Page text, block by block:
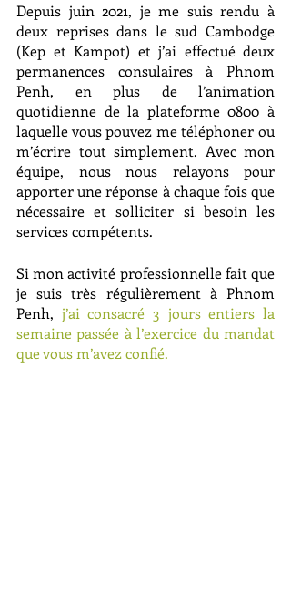
Depuis juin 2021, je me suis rendu à
deux reprises dans le sud Cambodge
(Kep et Kampot) et j’ai effectué deux
permanences consulaires à Phnom
Penh, en plus de l’animation
quotidienne de la plateforme 0800 à
laquelle vous pouvez me téléphoner ou
m’écrire tout simplement. Avec mon
équipe, nous nous relayons pour
apporter une réponse à chaque fois que
nécessaire et solliciter si besoin les
services compétents.
Si mon activité professionnelle fait que
je suis très régulièrement à Phnom
Penh, j’ai consacré 3 jours entiers la
semaine passée à l’exercice du mandat
que vous m’avez confié.